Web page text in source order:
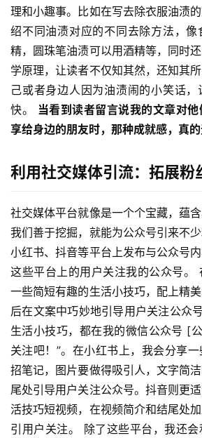
理和小趣事。比如在写去除衣服油渍
绍不同油渍对应的不同去除方法，
精，圆珠笔油渍可以用酒精等，同时
学原理，让读者不仅知其然，还知其
己或者身边人因为油渍闹的小笑话
快。 当看到读者留言说我的文章对
享给身边的朋友时，那种成就感，真
利用社交媒体引流：拓展粉
社交媒体平台就像是一个个宝藏，蕴
我们善于挖掘，就能为公众号引来不少
小红书、抖音等平台上发布与公众号
这些平台上的用户关注我的公众号。
一些简短有趣的生活小技巧，配上精
后在文案中巧妙地引导用户关注公众
生活小技巧，都在我的微信公众号 [
关注吧！”。在小红书上，我会分享
招笔记，图片要做得吸引人，文字简
尾处引导用户关注公众号。抖音则更
活技巧短视频，在视频简介和结尾处
引用户关注。 除了这些平台，我还